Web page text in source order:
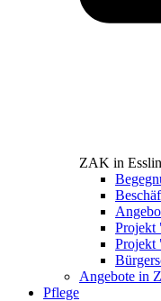
ZAK in
Projekt
Projekt
Angebote in
Pflege